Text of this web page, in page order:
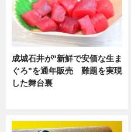
成城石井が"新鮮で安価な生ま
ぐろ"を通年販売 難題を実現
した舞台裏